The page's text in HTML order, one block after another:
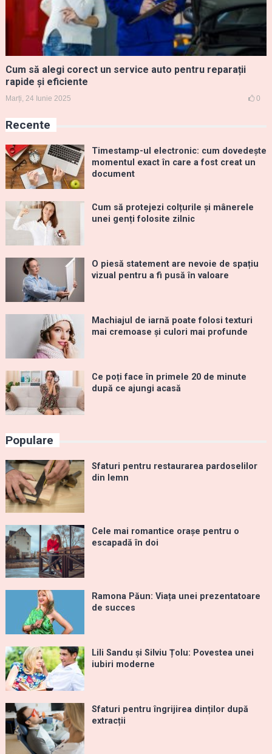
Cum să alegi corect un service auto pentru reparații
rapide și eficiente
Marți, 24 Iunie 2025 0
Recente
Timestamp-ul electronic: cum dovedește
momentul exact în care a fost creat un
document
Cum să protejezi colțurile și mânerele
unei genți folosite zilnic
O piesă statement are nevoie de spațiu
vizual pentru a fi pusă în valoare
Machiajul de iarnă poate folosi texturi
mai cremoase și culori mai profunde
Ce poți face în primele 20 de minute
după ce ajungi acasă
Populare
Sfaturi pentru restaurarea pardoselilor
din lemn
Cele mai romantice orașe pentru o
escapadă în doi
Ramona Păun: Viața unei prezentatoare
de succes
Lili Sandu și Silviu Țolu: Povestea unei
iubiri moderne
Sfaturi pentru îngrijirea dinților după
extracții